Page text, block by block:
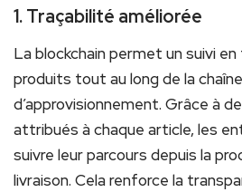
1. ​Traçabilité améliorée
La blockchain permet un suivi
produits tout ⁤au long de la chaîne
d’approvisionnement.‌ Grâce à​
attribués à chaque article, les
suivre⁢ leur ​parcours depuis la
livraison.⁢ Cela renforce la